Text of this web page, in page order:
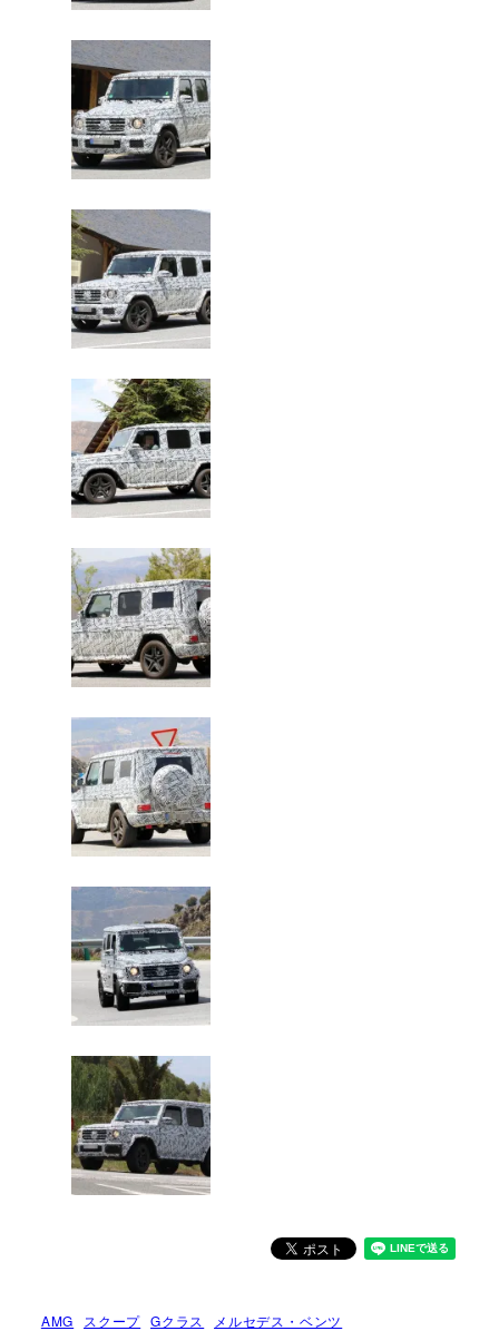
AMG スクープ Gクラス メルセデス・ベンツ